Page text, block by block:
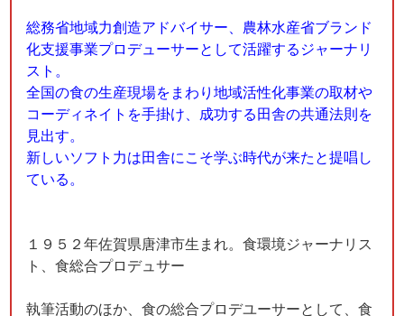
総務省地域力創造アドバイサー、農林水産省ブランド
化支援事業プロデューサーとして活躍するジャーナリ
スト。
全国の食の生産現場をまわり地域活性化事業の取材や
コーディネイトを手掛け、成功する田舎の共通法則を
見出す。
新しいソフト力は田舎にこそ学ぶ時代が来たと提唱し
ている。
１９５２年佐賀県唐津市生まれ。食環境ジャーナリス
ト、食総合プロデュサー
執筆活動のほか、食の総合プロデユーサーとして、食